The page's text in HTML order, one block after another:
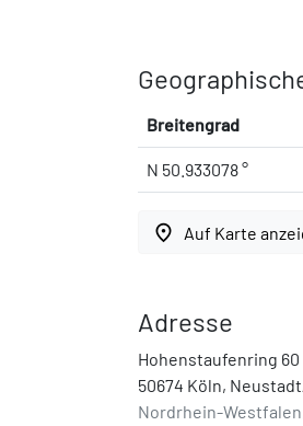
Breitengrad
N 50.933078 °
place Auf Karte
Adresse
Hohenstaufenring 60
50674 Köln,
Nordrhein-